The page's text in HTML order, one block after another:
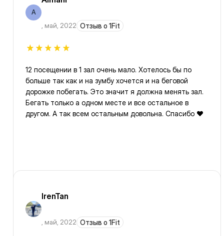
A
, май, 2022 Отзыв о 1Fit
12 посещении в 1 зал очень мало. Хотелось бы по
больше так как и на зумбу хочется и на беговой
дорожке побегать. Это значит я должна менять зал.
Бегать только а одном месте и все остальное в
другом. А так всем остальным довольна. Спасибо ❤️
IrenTan
, май, 2022 Отзыв о 1Fit